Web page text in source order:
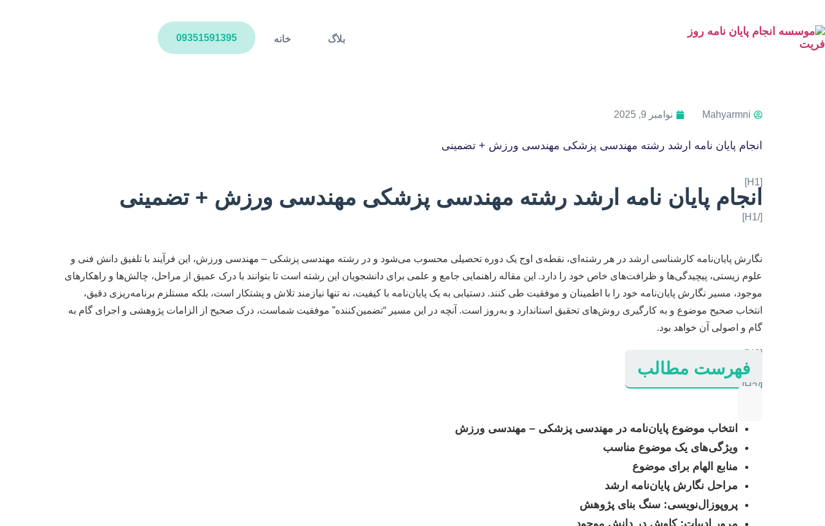
خانه بلاگ 09351591395
Mahyarmni نوامبر 9, 2025
انجام پایان نامه ارشد رشته مهندسی پزشکی مهندسی ورزش + تضمینی
[H1]
انجام پایان نامه ارشد رشته مهندسی پزشکی مهندسی ورزش + تضمینی
[/H1]
نگارش پایان‌نامه کارشناسی ارشد در هر رشته‌ای، نقطه‌ی اوج یک دوره تحصیلی محسوب می‌شود و در رشته مهندسی پزشکی – مهندسی ورزش، این فرآیند با تلفیق دانش فنی و
علوم زیستی، پیچیدگی‌ها و ظرافت‌های خاص خود را دارد. این مقاله راهنمایی جامع و علمی برای دانشجویان این رشته است تا بتوانند با درک عمیق از مراحل، چالش‌ها و راهکارهای
موجود، مسیر نگارش پایان‌نامه خود را با اطمینان و موفقیت طی کنند. دستیابی به یک پایان‌نامه با کیفیت، نه تنها نیازمند تلاش و پشتکار است، بلکه مستلزم برنامه‌ریزی دقیق،
انتخاب صحیح موضوع و به کارگیری روش‌های تحقیق استاندارد و به‌روز است. آنچه در این مسیر “تضمین‌کننده” موفقیت شماست، درک صحیح از الزامات پژوهشی و اجرای گام به
گام و اصولی آن خواهد بود.
[H2]
فهرست مطالب
[/H2]
انتخاب موضوع پایان‌نامه در مهندسی پزشکی – مهندسی ورزش
ویژگی‌های یک موضوع مناسب
منابع الهام برای موضوع
مراحل نگارش پایان‌نامه ارشد
پروپوزال‌نویسی: سنگ بنای پژوهش